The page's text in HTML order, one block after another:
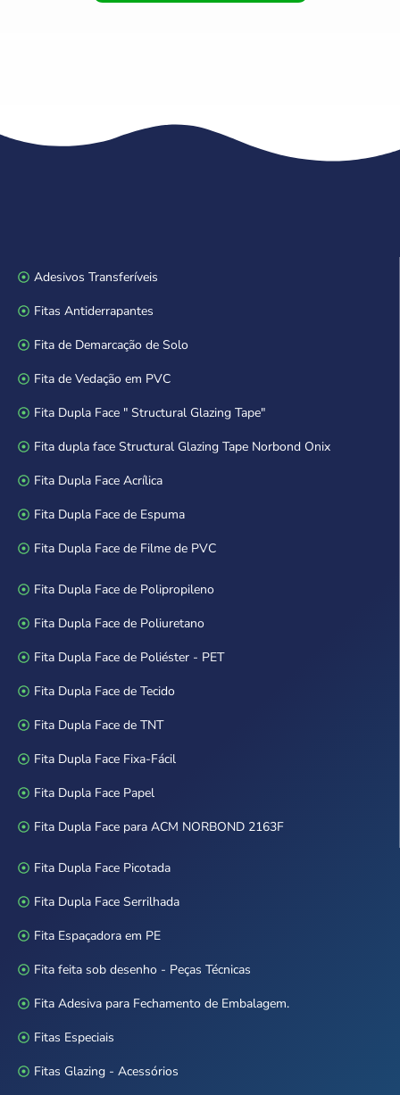
Adesivos Transferíveis
Fitas Antiderrapantes
Fita de Demarcação de Solo
Fita de Vedação em PVC
Fita Dupla Face " Structural Glazing Tape"
Fita dupla face Structural Glazing Tape Norbond Onix
Fita Dupla Face Acrílica
Fita Dupla Face de Espuma
Fita Dupla Face de Filme de PVC
Fita Dupla Face de Polipropileno
Fita Dupla Face de Poliuretano
Fita Dupla Face de Poliéster - PET
Fita Dupla Face de Tecido
Fita Dupla Face de TNT
Fita Dupla Face Fixa-Fácil
Fita Dupla Face Papel
Fita Dupla Face para ACM NORBOND 2163F
Fita Dupla Face Picotada
Fita Dupla Face Serrilhada
Fita Espaçadora em PE
Fita feita sob desenho - Peças Técnicas
Fita Adesiva para Fechamento de Embalagem.
Fitas Especiais
Fitas Glazing - Acessórios